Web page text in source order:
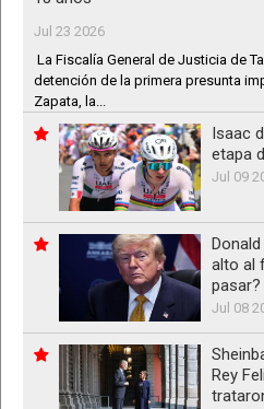
Jul 23 2026
La Fiscalía General de Justicia de
detención de la primera presunta
Zapata, la...
Isaac
etapa
Jul 09
alto al
pasar?
Jul 08
Rey